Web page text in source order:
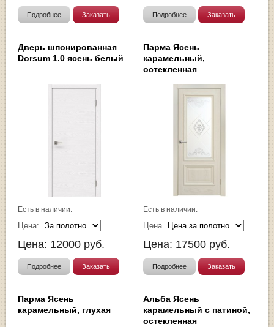
Подробнее Заказать Подробнее Заказать
Дверь шпонированная
Dorsum 1.0 ясень белый
Есть в наличии.
Цена:
Цена: 12000 руб.
Подробнее Заказать
Парма Ясень
карамельный,
остекленная
Есть в наличии.
Цена
Цена: 17500 руб.
Подробнее Заказать
Парма Ясень
карамельный, глухая
Альба Ясень
карамельный с патиной,
остекленная